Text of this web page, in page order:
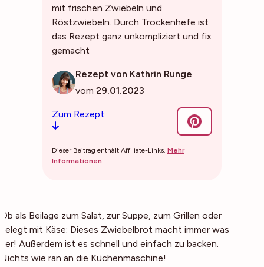
mit frischen Zwiebeln und
Röstzwiebeln. Durch Trockenhefe ist
das Rezept ganz unkompliziert und fix
gemacht
Rezept von Kathrin Runge
vom 29.01.2023
Zum Rezept
Dieser Beitrag enthält Affiliate-Links. Mehr
Informationen
Ob als Beilage zum Salat, zur Suppe, zum Grillen oder
belegt mit Käse: Dieses Zwiebelbrot macht immer was
her! Außerdem ist es schnell und einfach zu backen.
Nichts wie ran an die Küchenmaschine!